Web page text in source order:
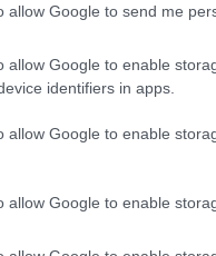
allow Google to send me
allow Google to enable
identifiers in apps.
allow Google to enable
allow Google to enable
Dopo l’incendio al
disagi nella
Si sta analizzando la
L’incendio che qualche